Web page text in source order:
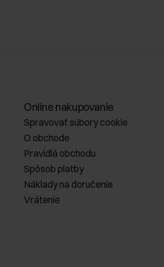
Online nakupovanie
Spravovať súbory cookie
O obchode
Pravidlá obchodu
Spôsob platby
Náklady na doručenie
Vrátenie